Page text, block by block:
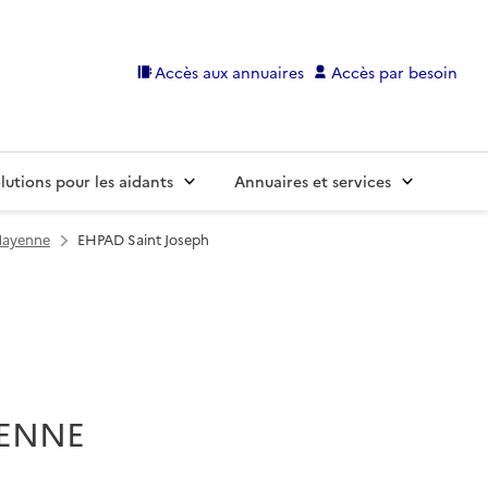
Accès aux annuaires Accès par besoin
pour les aidants Annuaires et services
EHPAD Saint Joseph